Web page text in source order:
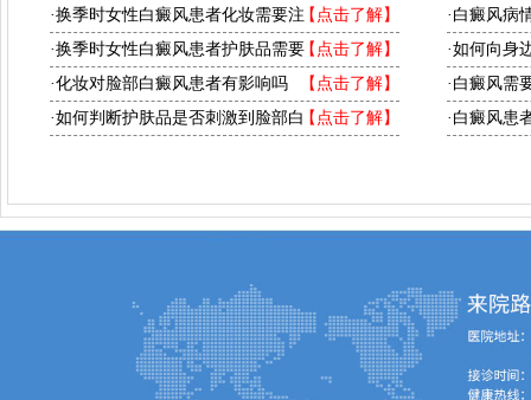
【点击了解】
·换季时女性白癜风患者化妆需要注
【点击了解】
·换季时女性白癜风患者护肤品需要
【点击了解】
·化妆对脸部白癜风患者有影响吗
【点击了解】
·如何判断护肤品是否刺激到脸部白
·白癜风病
·如何向身
·白癜风需
·白癜风患